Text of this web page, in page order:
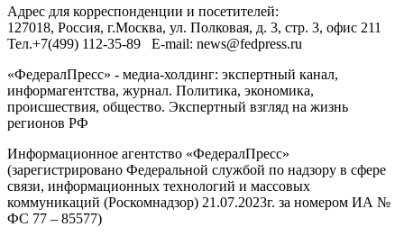
Адрес для корреспонденции и посетителей:
127018, Россия, г.Москва, ул. Полковая, д. 3, стр. 3, офис 211
Тел.+7(499) 112-35-89 E-mail: news@fedpress.ru
«ФедералПресс» - медиа-холдинг: экспертный канал,
информагентства, журнал. Политика, экономика,
происшествия, общество. Экспертный взгляд на жизнь
регионов РФ
Информационное агентство «ФедералПресс»
(зарегистрировано Федеральной службой по надзору в сфере
связи, информационных технологий и массовых
коммуникаций (Роскомнадзор) 21.07.2023г. за номером ИА №
ФС 77 – 85577)